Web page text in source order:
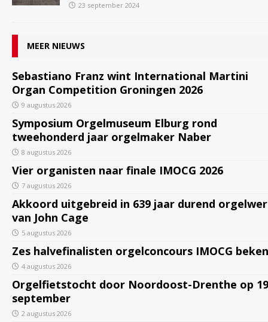
23 september 2024
MEER NIEUWS
Sebastiano Franz wint International Martini
Organ Competition Groningen 2026
9 augustus 2026
Symposium Orgelmuseum Elburg rond
tweehonderd jaar orgelmaker Naber
8 augustus 2026
Vier organisten naar finale IMOCG 2026
7 augustus 2026
Akkoord uitgebreid in 639 jaar durend
van John Cage
5 augustus 2026
Zes halvefinalisten orgelconcours IMOCG
4 augustus 2026
Orgelfietstocht door Noordoost-Drenthe op 19
september
2 augustus 2026